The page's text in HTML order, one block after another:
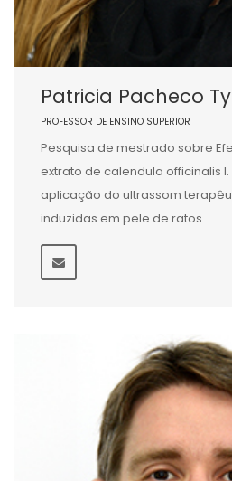
Patricia Pacheco
PROFESSOR DE ENSINO SUPERIOR
Pesquisa de mestrado sobre
extrato de calendula officinalis
aplicação do ultrassom
induzidas em pele de ratos